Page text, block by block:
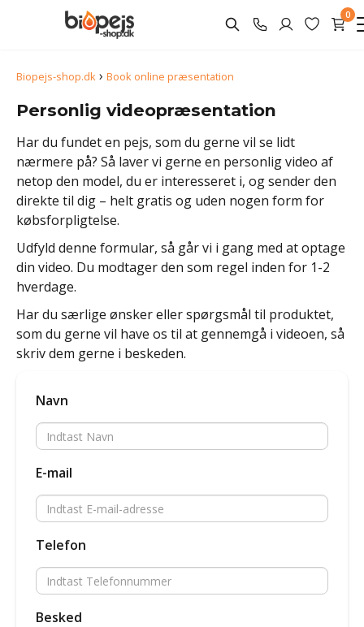
0
Biopejs-shop.dk › Book online præsentation
Personlig videopræsentation
Har du fundet en pejs, som du gerne vil se lidt
nærmere på? Så laver vi gerne en personlig video af
netop den model, du er interesseret i, og sender den
direkte til dig – helt gratis og uden nogen form for
købsforpligtelse.
Udfyld denne formular, så går vi i gang med at optage
din video. Du modtager den som regel inden for 1-2
hverdage.
Har du særlige ønsker eller spørgsmål til produktet,
som du gerne vil have os til at gennemgå i videoen, så
skriv dem gerne i beskeden.
Navn
E-mail
Telefon
Besked